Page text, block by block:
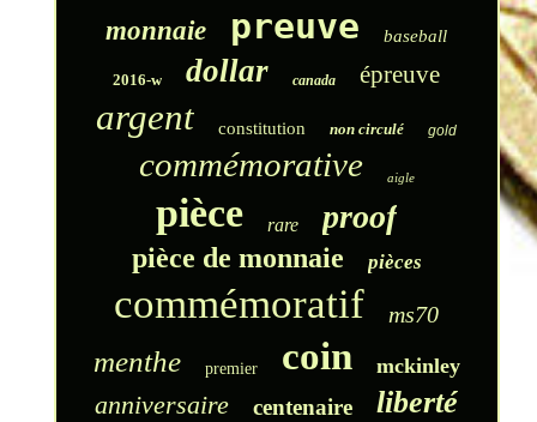
monnaie preuve baseball
2016-w dollar canada épreuve
argent constitution non circulé gold
commémorative aigle
pièce rare proof
pièce de monnaie pièces
commémoratif ms70
menthe premier coin mckinley
anniversaire centenaire liberté